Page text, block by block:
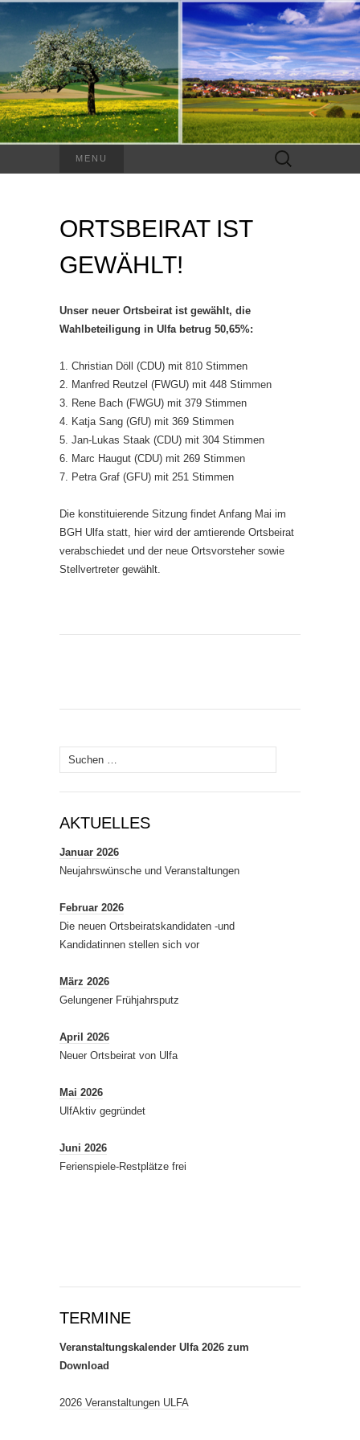
MENU
Suchen
nach:
ORTSBEIRAT IST
GEWÄHLT!
Unser neuer Ortsbeirat ist gewählt, die
Wahlbeteiligung in Ulfa betrug 50,65%:
1. Christian Döll (CDU) mit 810 Stimmen
2. Manfred Reutzel (FWGU) mit 448 Stimmen
3. Rene Bach (FWGU) mit 379 Stimmen
4. Katja Sang (GfU) mit 369 Stimmen
5. Jan-Lukas Staak (CDU) mit 304 Stimmen
6. Marc Haugut (CDU) mit 269 Stimmen
7. Petra Graf (GFU) mit 251 Stimmen
Die konstituierende Sitzung findet Anfang Mai im
BGH Ulfa statt, hier wird der amtierende Ortsbeirat
verabschiedet und der neue Ortsvorsteher sowie
Stellvertreter gewählt.
Suchen
nach:
AKTUELLES
Januar 2026
Neujahrswünsche und Veranstaltungen
Februar 2026
Die neuen Ortsbeiratskandidaten -und
Kandidatinnen stellen sich vor
März 2026
Gelungener Frühjahrsputz
April 2026
Neuer Ortsbeirat von Ulfa
Mai 2026
UlfAktiv gegründet
Juni 2026
Ferienspiele-Restplätze frei
TERMINE
Veranstaltungskalender Ulfa 2026 zum
Download
2026 Veranstaltungen ULFA